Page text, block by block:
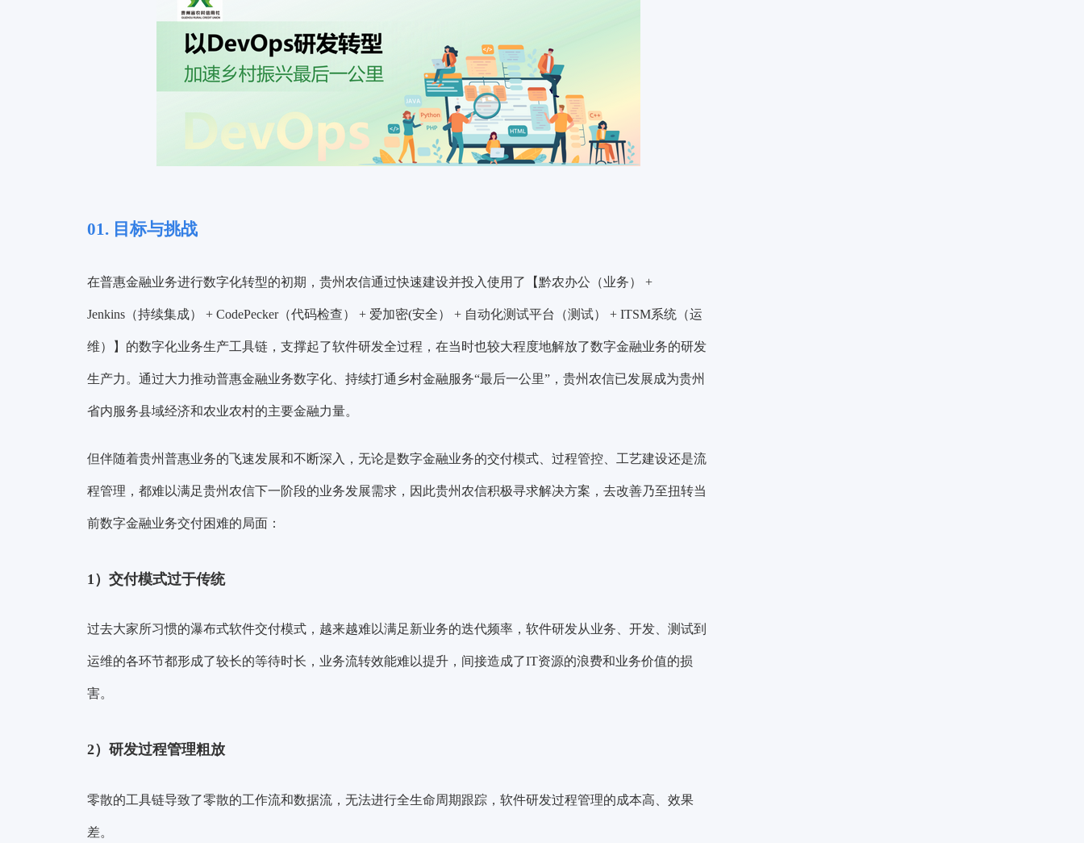
01. 目标与挑战
在普惠金融业务进行数字化转型的初期，贵州农信通过快速建设并投入使用了【黔农办公（业务） +
Jenkins（持续集成） + CodePecker（代码检查） + 爱加密(安全） + 自动化测试平台（测试） + ITSM系统（运
维）】的数字化业务生产工具链，支撑起了软件研发全过程，在当时也较大程度地解放了数字金融业务的研发
生产力。通过大力推动普惠金融业务数字化、持续打通乡村金融服务“最后一公里”，贵州农信已发展成为贵州
省内服务县域经济和农业农村的主要金融力量。
但伴随着贵州普惠业务的飞速发展和不断深入，无论是数字金融业务的交付模式、过程管控、工艺建设还是流
程管理，都难以满足贵州农信下一阶段的业务发展需求，因此贵州农信积极寻求解决方案，去改善乃至扭转当
前数字金融业务交付困难的局面：
1）交付模式过于传统
过去大家所习惯的瀑布式软件交付模式，越来越难以满足新业务的迭代频率，软件研发从业务、开发、测试到
运维的各环节都形成了较长的等待时长，业务流转效能难以提升，间接造成了IT资源的浪费和业务价值的损
害。
2）研发过程管理粗放
零散的工具链导致了零散的工作流和数据流，无法进行全生命周期跟踪，软件研发过程管理的成本高、效果
差。